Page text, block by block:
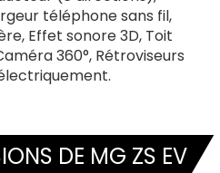
téléphone sans fil,
Effet sonore 3D, Toit
360°, Rétroviseurs
DE MG ZS EV